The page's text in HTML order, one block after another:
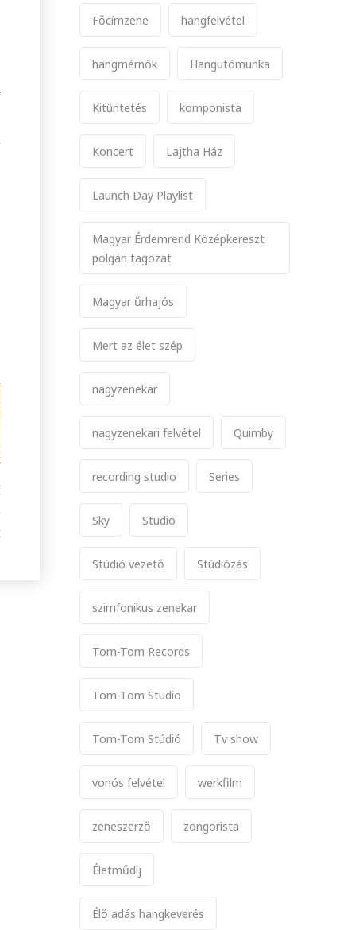
Főcímzene hangfelvétel
hangmérnök Hangutómunka
Kitüntetés komponista
Koncert Lajtha Ház
Launch Day Playlist
Magyar Érdemrend Középkereszt
polgári tagozat
Magyar űrhajós
Mert az élet szép
nagyzenekar
nagyzenekari felvétel Quimby
recording studio Series
Sky Studio
Stúdió vezető Stúdiózás
szimfonikus zenekar
Tom-Tom Records
Tom-Tom Studio
Tom-Tom Stúdió Tv show
vonós felvétel werkfilm
zeneszerző zongorista
Életműdíj
Élő adás hangkeverés